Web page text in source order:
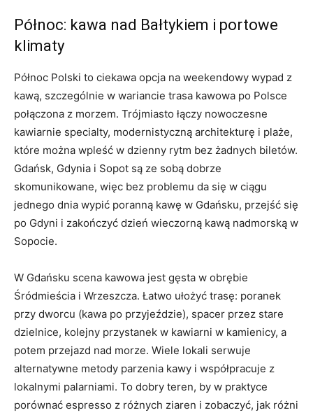
Północ: kawa nad Bałtykiem i portowe
klimaty
Północ Polski to ciekawa opcja na weekendowy wypad z
kawą, szczególnie w wariancie trasa kawowa po Polsce
połączona z morzem. Trójmiasto łączy nowoczesne
kawiarnie specialty, modernistyczną architekturę i plaże,
które można wpleść w dzienny rytm bez żadnych biletów.
Gdańsk, Gdynia i Sopot są ze sobą dobrze
skomunikowane, więc bez problemu da się w ciągu
jednego dnia wypić poranną kawę w Gdańsku, przejść się
po Gdyni i zakończyć dzień wieczorną kawą nadmorską w
Sopocie.
W Gdańsku scena kawowa jest gęsta w obrębie
Śródmieścia i Wrzeszcza. Łatwo ułożyć trasę: poranek
przy dworcu (kawa po przyjeździe), spacer przez stare
dzielnice, kolejny przystanek w kawiarni w kamienicy, a
potem przejazd nad morze. Wiele lokali serwuje
alternatywne metody parzenia kawy i współpracuje z
lokalnymi palarniami. To dobry teren, by w praktyce
porównać espresso z różnych ziaren i zobaczyć, jak różni